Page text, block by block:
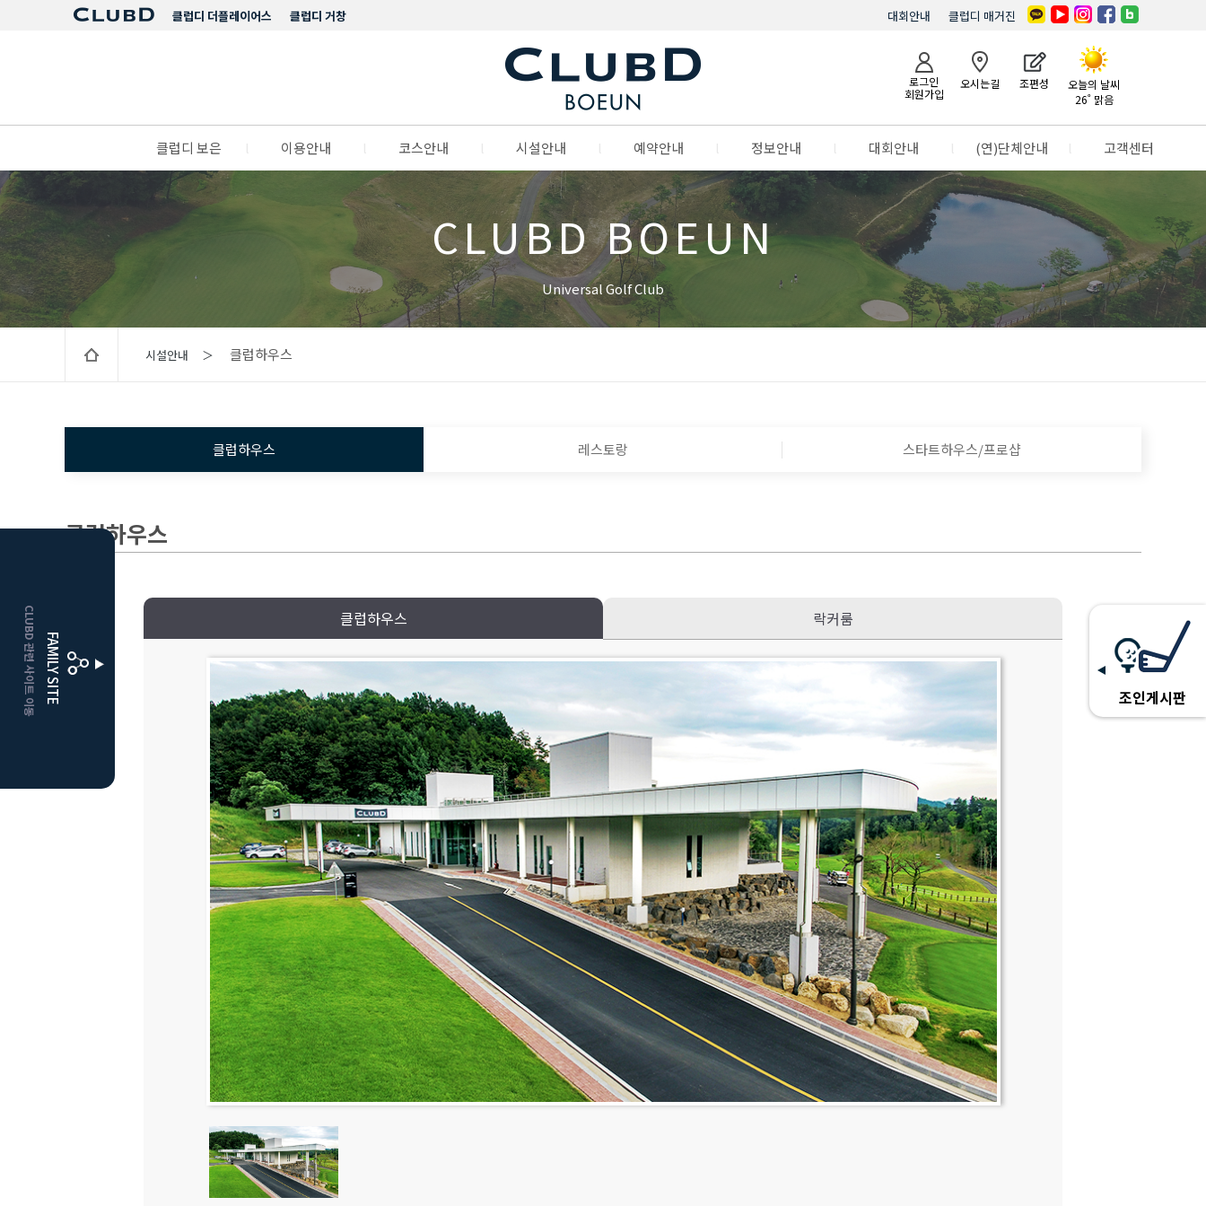
클럽디 거창
클럽디 더플레이어스 클럽디 매거진
대회안내
로그인
회원가입
오시는길 조편성
오늘의 날씨
26˚ 맑음
클럽디 보은 이용안내 코스안내 시설안내 예약안내 정보안내 대회안내 (연)단체안내 고객센터
CLUBD BOEUN
Universal Golf Club
FAMILY SITE
CLUBD 관련 사이트 이동
클럽디더플레이어스
조인게시판
시설안내 ＞ 클럽하우스
클럽하우스 레스토랑 스타트하우스/프로샵
클럽하우스
클럽하우스 락커룸